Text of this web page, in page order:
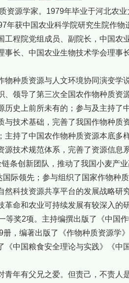
资源学家。1979年毕业于河北农
年获中国农业科学院研究生院作
程院党组成员、副院长，中国农
长、中国农业生物技术学会理事
种质资源与人文环境协同演变学
领导了第三次全国农作物种质资
史上前所未有的；参与及主持了
技术基础，完善了我国作物种质
持了中国农作物种质资源本底多
技术规范体系，完善了资源信息
条创新团队，推动了我国小麦产
际领先；参与组织了国家作物种
科技资源共享平台的发展战略研
命和农业可持续发展有较深入的
等奖2项。主持编撰出版了《中国
，编著出版了《作物种质资源学
《中国粮食安全理论与实践》《中
年有父兄之爱。但责己，不责人